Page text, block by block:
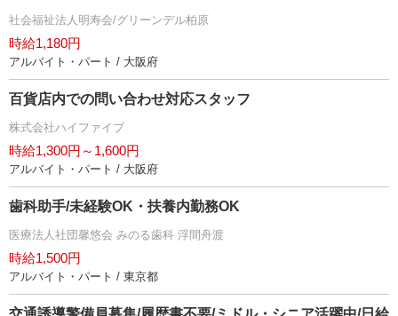
社会福祉法人明寿会/グリーンデル柏原
時給1,180円
アルバイト・パート / 大阪府
百貨店内での問い合わせ対応スタッフ
株式会社ハイファイブ
時給1,300円～1,600円
アルバイト・パート / 大阪府
歯科助手/未経験OK・扶養内勤務OK
医療法人社団馨悠会 みのる歯科 浮間舟渡
時給1,500円
アルバイト・パート / 東京都